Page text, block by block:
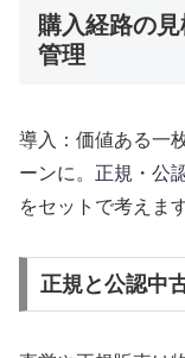
購入経路の
管理
導入：価値ある一
ーンに。 正規・公
をセットで考えます
正規と公認中